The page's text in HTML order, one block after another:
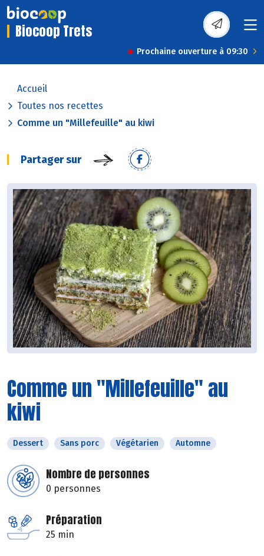
Biocoop Trets
Prochaine ouverture à 09:30
Accueil
Toutes nos recettes
Comme un "Millefeuille" au kiwi
Partager sur
Comme un "Millefeuille" au
kiwi
Dessert Sans porc Végétarien Automne
Nombre de personnes
0 personnes
Préparation
25 min